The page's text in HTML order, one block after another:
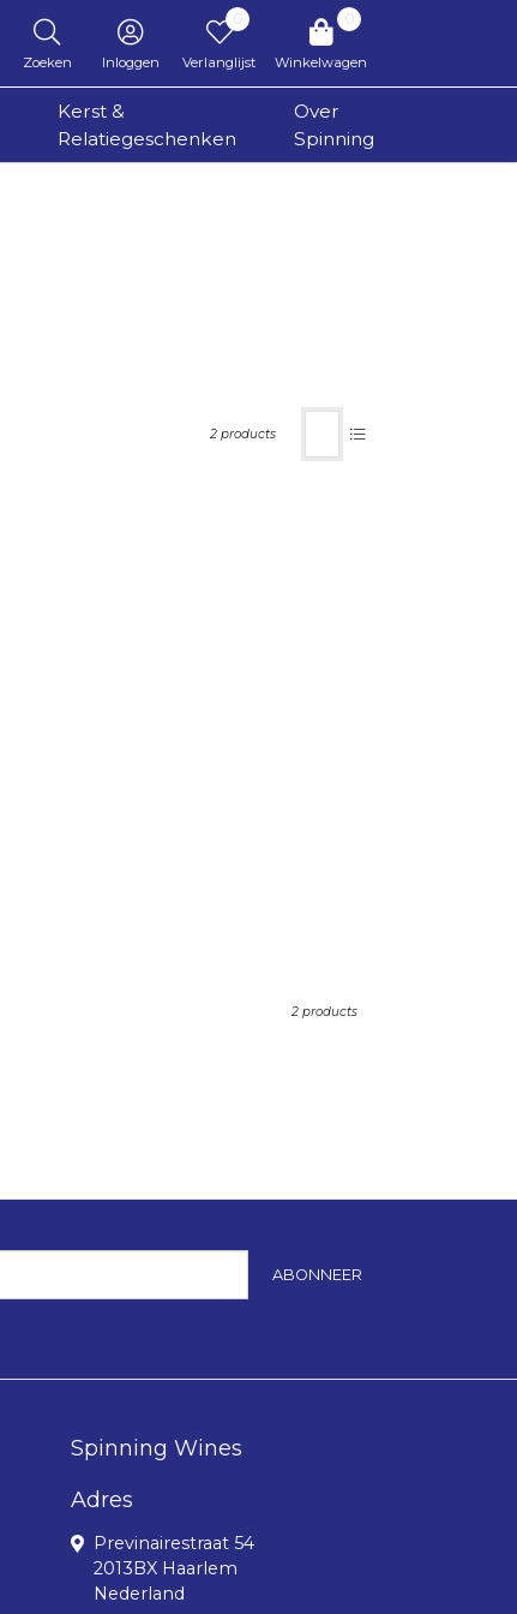
Zoeken Inloggen
0
Verlanglijst
0
Winkelwagen
Kerst &
Relatiegeschenken
Over
Spinning
2 products
2 products
ABONNEER
Spinning Wines
Adres
Previnairestraat 54
2013BX Haarlem
Nederland